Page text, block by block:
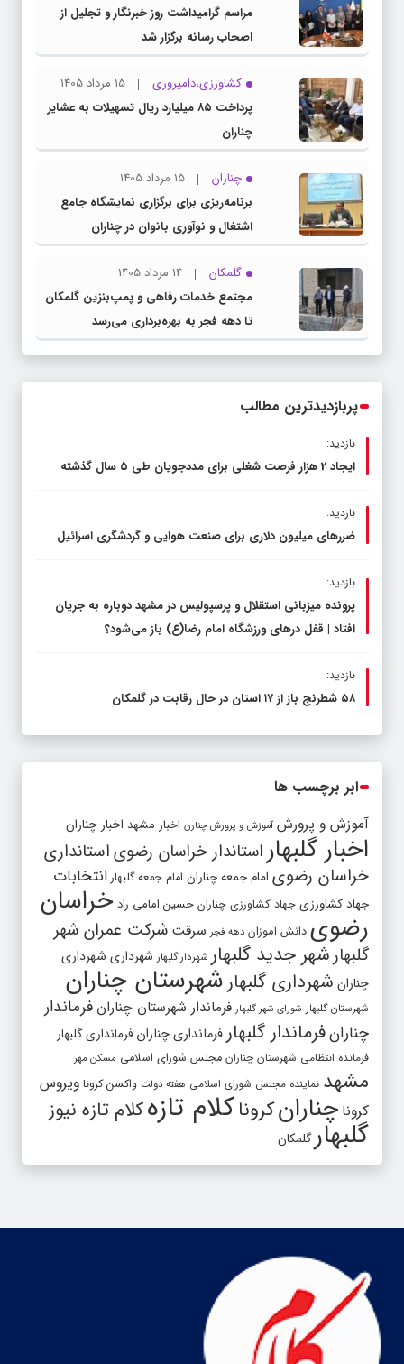
مراسم گرامیداشت روز خبرنگار و تجلیل از
اصحاب رسانه برگزار شد
کشاورزی،دامپروری
15 مرداد 1405
پرداخت ۸۵ میلیارد ریال تسهیلات به عشایر
چناران
چناران
15 مرداد 1405
برنامه‌ریزی برای برگزاری نمایشگاه جامع
اشتغال و نوآوری بانوان در چناران
گلمکان
14 مرداد 1405
مجتمع خدمات رفاهی و پمپ‌بنزین گلمکان
تا دهه فجر به بهره‌برداری می‌رسد
پربازدیدترین مطالب
بازدید:
ایجاد 2 هزار فرصت شغلی برای مددجویان طی ۵ سال گذشته
بازدید:
ضررهای میلیون دلاری برای صنعت هوایی و گردشگری اسرائیل
بازدید:
پرونده میزبانی استقلال و پرسپولیس در مشهد دوباره به جریان
افتاد | قفل در‌های ورزشگاه امام رضا(ع) باز می‌شود؟
بازدید:
۵۸ شطرنج‌ باز از ۱۷ استان در حال رقابت در گلمکان
ابر برچسب ها
آموزش و پرورش آموزش و پرورش چنارن اخبار مشهد اخبار چناران
اخبار گلبهار استاندار خراسان رضویاستانداری
خراسان رضوی امام جمعه چناران امام جمعه گلبهار انتخابات
جهاد کشاورزی جهاد کشاورزی چناران حسین امامی راد خراسان
رضوی دانش آموزان دهه فجر سرقت شرکت عمران شهر
گلبهارشهر جدید گلبهار شهردار گلبهار شهرداری شهرداری
چناران شهرداری گلبهار شهرستان چناران
شهرستان گلبهار شورای شهر گلبهار فرماندار شهرستان چناران فرماندار
چنارانفرماندار گلبهار فرمانداری چناران فرمانداری گلبهار
فرمانده انتظامی شهرستان چناران مجلس شورای اسلامی مسکن مهر
مشهد نماینده مجلس شورای اسلامی هفته دولت واکسن کرونا ویروس
کرونا چنارانکروناکلام تازهکلام تازه نیوز
گلبهارگلمکان